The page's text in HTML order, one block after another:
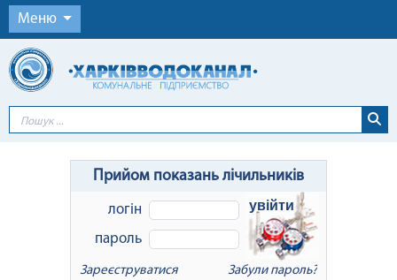
Меню
Прийом показань лічильників
логін
пароль
увійти
Зареєструватися Забули пароль?